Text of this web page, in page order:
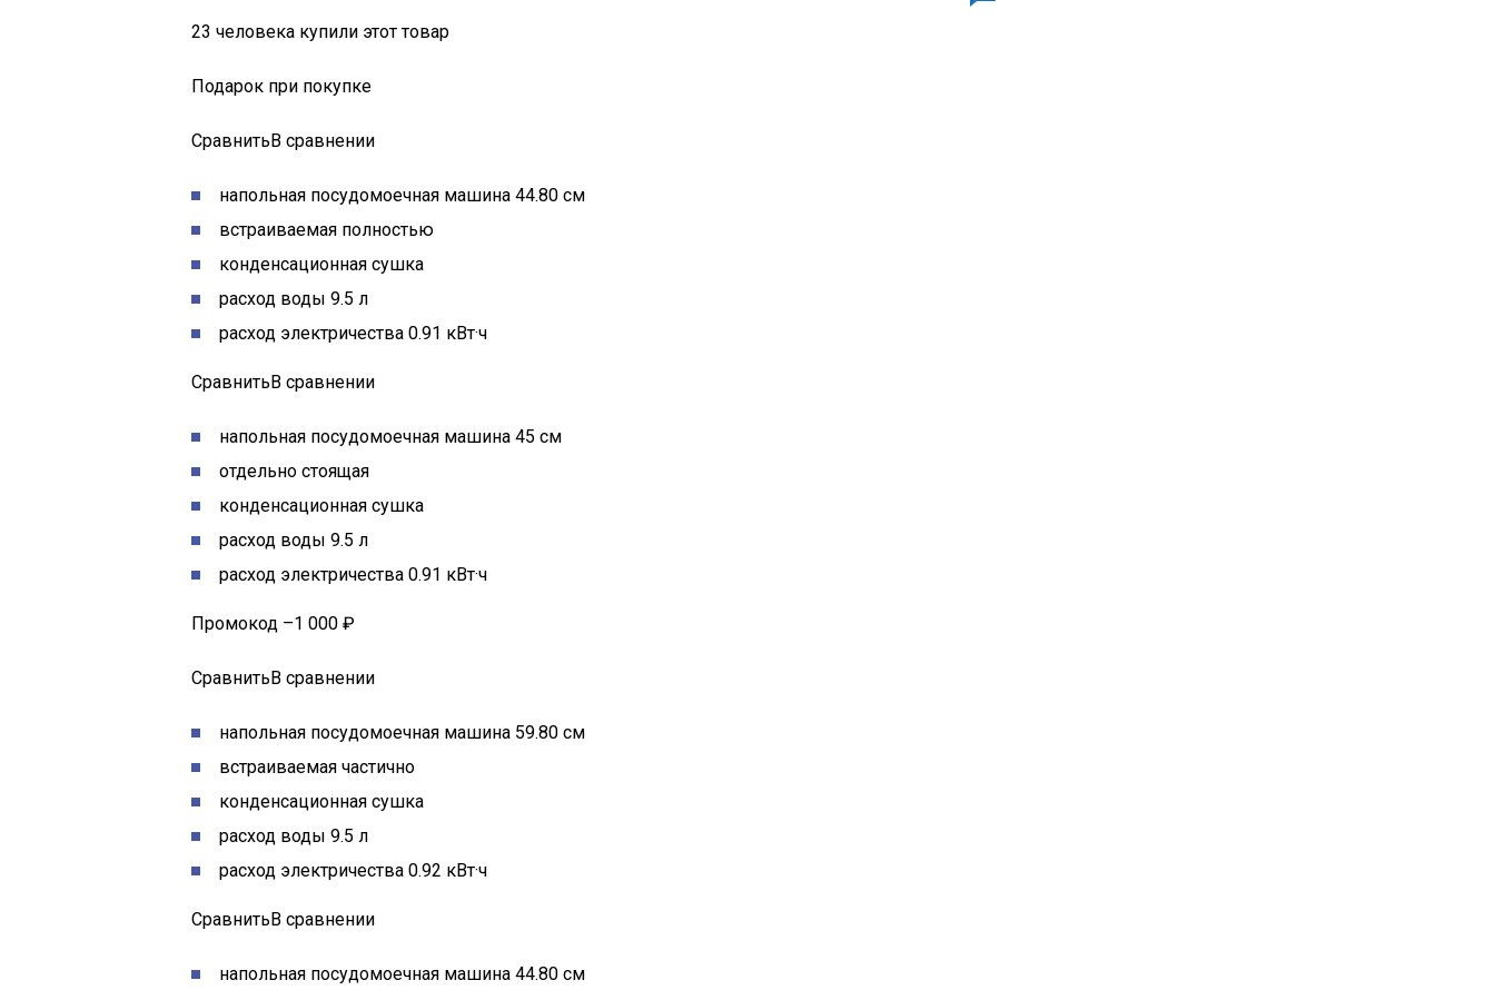
23 человека купили этот товар
Подарок при покупке
СравнитьВ сравнении
напольная посудомоечная машина 44.80 см
встраиваемая полностью
конденсационная сушка
расход воды 9.5 л
расход электричества 0.91 кВт·ч
СравнитьВ сравнении
напольная посудомоечная машина 45 см
отдельно стоящая
конденсационная сушка
расход воды 9.5 л
расход электричества 0.91 кВт·ч
Промокод –1 000 ₽
СравнитьВ сравнении
напольная посудомоечная машина 59.80 см
встраиваемая частично
конденсационная сушка
расход воды 9.5 л
расход электричества 0.92 кВт·ч
СравнитьВ сравнении
напольная посудомоечная машина 44.80 см